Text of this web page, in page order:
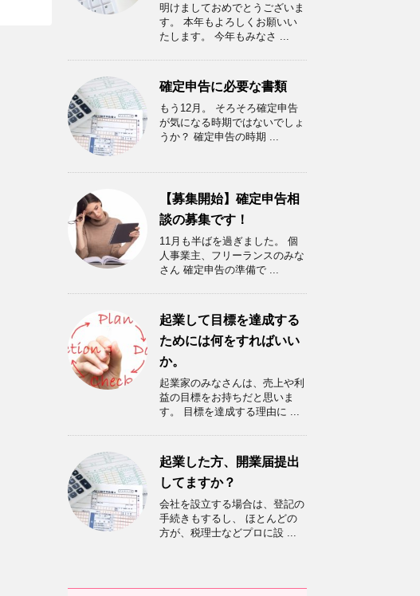
明けましておめでとうございま
す。 本年もよろしくお願いい
たします。 今年もみなさ ...
確定申告に必要な書類
もう12月。 そろそろ確定申告
が気になる時期ではないでしょ
うか？ 確定申告の時期 ...
【募集開始】確定申告相
談の募集です！
11月も半ばを過ぎました。 個
人事業主、フリーランスのみな
さん 確定申告の準備で ...
起業して目標を達成する
ためには何をすればいい
か。
起業家のみなさんは、売上や利
益の目標をお持ちだと思いま
す。 目標を達成する理由に ...
起業した方、開業届提出
してますか？
会社を設立する場合は、登記の
手続きもするし、 ほとんどの
方が、税理士などプロに設 ...